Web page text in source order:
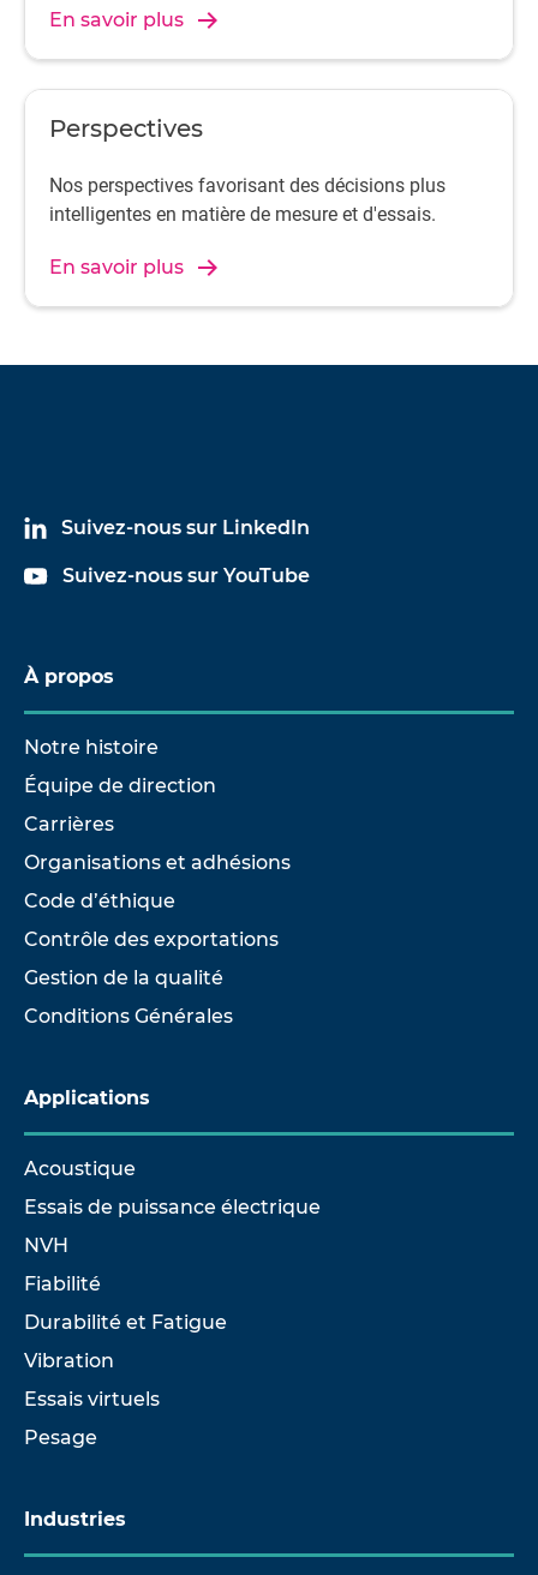
En savoir plus
Perspectives
Nos perspectives favorisant des décisions plus
intelligentes en matière de mesure et d'essais.
En savoir plus
Suivez-nous sur LinkedIn
Suivez-nous sur YouTube
À propos
Notre histoire
Équipe de direction
Carrières
Organisations et adhésions
Code d’éthique
Contrôle des exportations
Gestion de la qualité
Conditions Générales
Applications
Acoustique
Essais de puissance électrique
NVH
Fiabilité
Durabilité et Fatigue
Vibration
Essais virtuels
Pesage
Industries